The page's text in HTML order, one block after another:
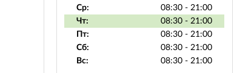
Ср:
08:30 - 21:00
Чт:
08:30 - 21:00
Пт:
08:30 - 21:00
Сб:
08:30 - 21:00
Вс:
08:30 - 21:00